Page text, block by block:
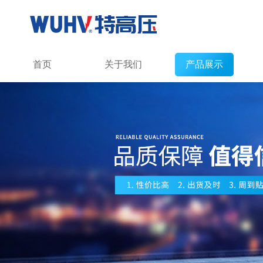
首页 关于我们 产品展示